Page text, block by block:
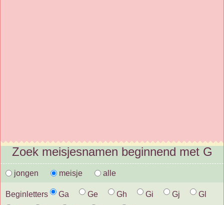
Zoek meisjesnamen beginnend met G
jongen meisje alle
Beginletters Ga Ge Gh Gi Gj
Gl